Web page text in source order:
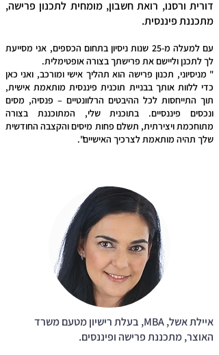
דורית ורסנו, רואת חשבון, מומחית לתכנון פרישה,
מתכננת פיננסית.
עם למעלה מ-25 שנות ניסיון בתחום הכספים, אני מסייעת
לך לתכנן וליישם את פרישתך בצורה אופטימלית.
" מניסיוני, תכנון פרישה הוא תהליך אישי ומורכב, ואני כאן
כדי ללוות אותך בבניית תוכנית פיננסית מותאמת אישית,
תוך התייחסות לכל ההיבטים הרלוונטיים – פנסיה, מסים
ונכסים פיננסיים. בתוכנית שלי, המתוכננת בצורה
מתוחכמת ויצירתית, תשלם פחות מיסים והקצבה החודשית
שלך תהיה מותאמת לצרכיך האישיים".
איילת אשל, MBA, בעלת רישיון מטעם משרד
האוצר, מתכננת פרישה ופיננסים.